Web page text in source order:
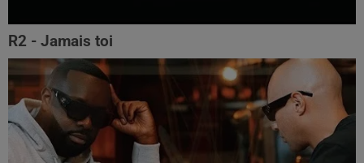
R2 - Jamais toi